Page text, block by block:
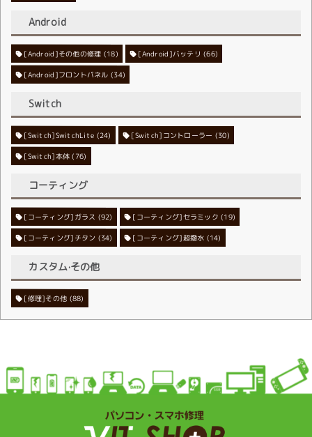
Android
[Android]その他の修理 (18) [Android]バッテリ (66)
[Android]フロントパネル (34)
Switch
[Switch]SwitchLite (24) [Switch]コントローラー (30)
[Switch]本体 (76)
コーティング
[コーティング]ガラス (92) [コーティング]セラミック (19)
[コーティング]チタン (34) [コーティング]超撥水 (14)
カスタム·その他
[修理]その他 (88)